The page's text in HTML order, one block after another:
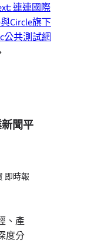
連連國際
Circle旗下
公共測試網
聞平
即時報
、產
度分